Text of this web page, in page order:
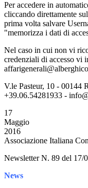
Per accedere in
cliccando direttamente
prima volta salvare
"memorizza i dati di
Nel caso in cui non vi
credenziali di accesso vi
V.le Pasteur, 10 - 00144
+39.06.54281933 -
17
Maggio
2016
Associazione Italiana
Newsletter N. 89 del 17/
News